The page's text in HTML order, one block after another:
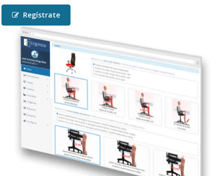
Regístrate